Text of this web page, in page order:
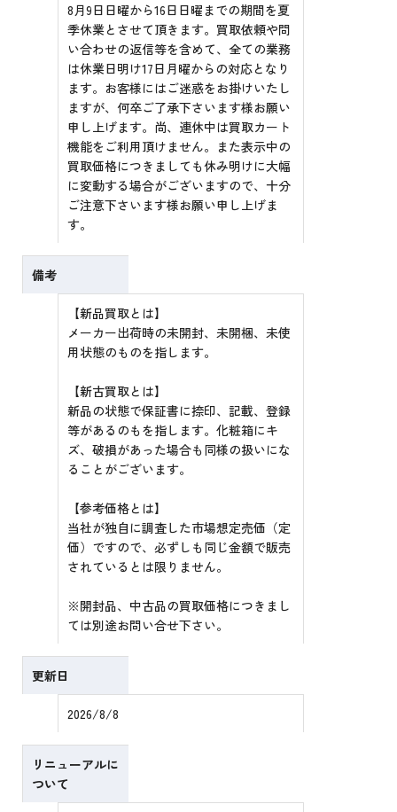
8月9日日曜から16日日曜までの期間を夏
季休業とさせて頂きます。買取依頼や問
い合わせの返信等を含めて、全ての業務
は休業日明け17日月曜からの対応となり
ます。お客様にはご迷惑をお掛けいたし
ますが、何卒ご了承下さいます様お願い
申し上げます。尚、連休中は買取カート
機能をご利用頂けません。また表示中の
買取価格につきましても休み明けに大幅
に変動する場合がございますので、十分
ご注意下さいます様お願い申し上げま
す。
備考
【新品買取とは】
メーカー出荷時の未開封、未開梱、未使
用状態のものを指します。
【新古買取とは】
新品の状態で保証書に捺印、記載、登録
等があるのもを指します。化粧箱にキ
ズ、破損があった場合も同様の扱いにな
ることがございます。
【参考価格とは】
当社が独自に調査した市場想定売価（定
価）ですので、必ずしも同じ金額で販売
されているとは限りません。
※開封品、中古品の買取価格につきまし
ては別途お問い合せ下さい。
更新日
2026/8/8
リニューアルに
ついて